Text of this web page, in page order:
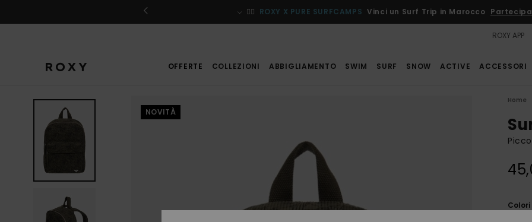
prodotto
🏄‍♀️ ROXY X PURE SURFCAMPS Vinci un Surf Trip in Marocco
ROXY APP
OFFERTE COLLEZIONI ABBIGLIAMENTO SWIM SURF SNOW ACTIVE ACCESSORI
NOVITÀ
Home
Colori